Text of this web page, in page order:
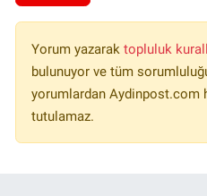
Yorum yazarak topluluk
bulunuyor ve tüm
yorumlardan Aydinpost.com
tutulamaz.